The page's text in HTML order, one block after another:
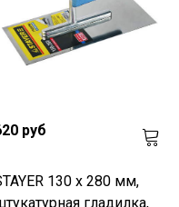
руб
130 х 280 мм,
гладилка,